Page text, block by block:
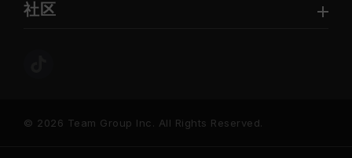
社区
© 2026 Team Group Inc. All Rights Reserved.